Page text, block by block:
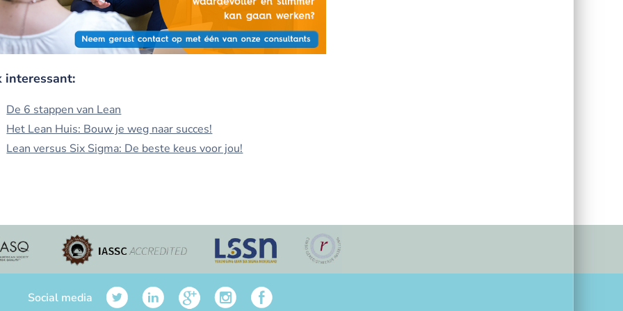
interessant:
De 6 stappen van Lean
Het Lean Huis: Bouw je weg naar succes!
Lean versus Six Sigma: De beste keus voor jou!
Social media